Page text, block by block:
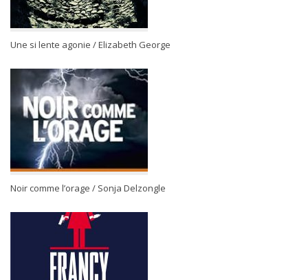
Une si lente agonie / Elizabeth George
Noir comme l’orage / Sonja Delzongle